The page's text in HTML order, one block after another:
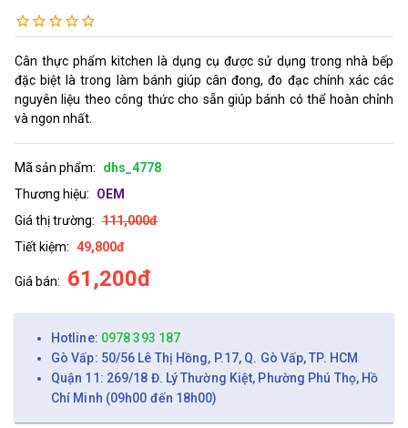
Cân thực phẩm kitchen là dụng cụ được sử dụng trong nhà bếp
đặc biệt là trong làm bánh giúp cân đong, đo đạc chính xác các
nguyên liệu theo công thức cho sẵn giúp bánh có thể hoàn chỉnh
và ngon nhất.
Mã sản phẩm:
dhs_4778
Thương hiệu:
OEM
Giá thị trường: 111,000đ
Tiết kiệm: 49,800đ
Giá bán: 61,200đ
Hotline: 0978 393 187
Gò Vấp: 50/56 Lê Thị Hồng, P.17, Q. Gò Vấp, TP. HCM
Quận 11: 269/18 Đ. Lý Thường Kiệt, Phường Phú Thọ, Hồ
Chí Minh (09h00 đến 18h00)